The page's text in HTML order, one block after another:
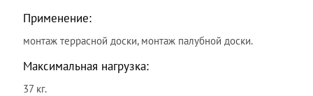
Применение:
монтаж террасной доски, монтаж палубной доски.
Максимальная нагрузка:
37 кг.